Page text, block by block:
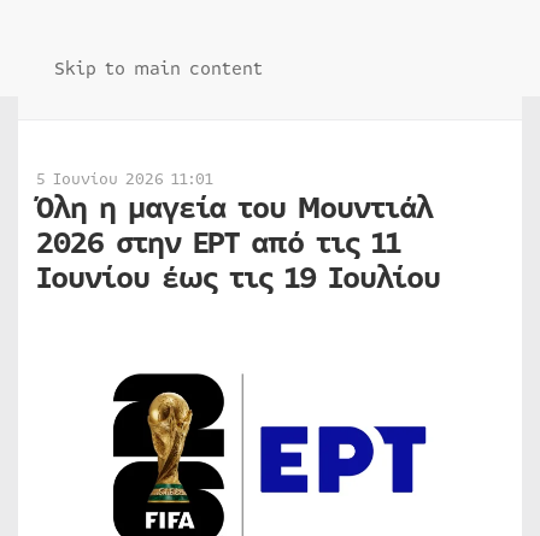
Skip to main content
5 Ιουνίου 2026 11:01
Όλη η μαγεία του Μουντιάλ
2026 στην ΕΡΤ από τις 11
Ιουνίου έως τις 19 Ιουλίου